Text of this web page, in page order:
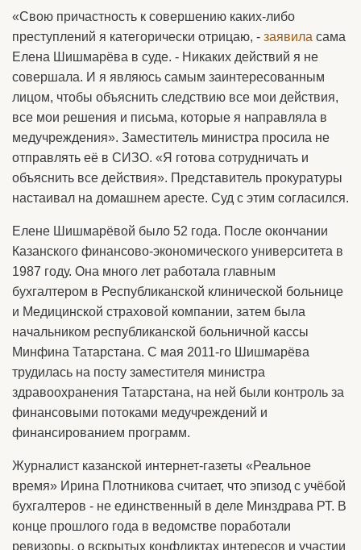
«Свою причастность к совершению каких-либо
преступлений я категорически отрицаю, - заявила сама
Елена Шишмарёва в суде. - Никаких действий я не
совершала. И я являюсь самым заинтересованным
лицом, чтобы объяснить следствию все мои действия,
все мои решения и письма, которые я направляла в
медучреждения». Заместитель министра просила не
отправлять её в СИЗО. «Я готова сотрудничать и
объяснить все действия». Представитель прокуратуры
настаивал на домашнем аресте. Суд с этим согласился.
Елене Шишмарёвой было 52 года. После окончании
Казанского финансово-экономического университета в
1987 году. Она много лет работала главным
бухгалтером в Республиканской клинической больнице
и Медицинской страховой компании, затем была
начальником республиканской больничной кассы
Минфина Татарстана. С мая 2011-го Шишмарёва
трудилась на посту заместителя министра
здравоохранения Татарстана, на ней были контроль за
финансовыми потоками медучреждений и
финансированием программ.
Журналист казанской интернет-газеты «Реальное
время» Ирина Плотникова считает, что эпизод с учёбой
бухгалтеров - не единственный в деле Минздрава РТ. В
конце прошлого года в ведомстве поработали
ревизоры, о вскрытых конфликтах интересов и участии